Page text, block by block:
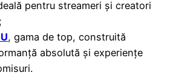
pentru streameri și creatori
, gama de top, construită
absolută și experiențe